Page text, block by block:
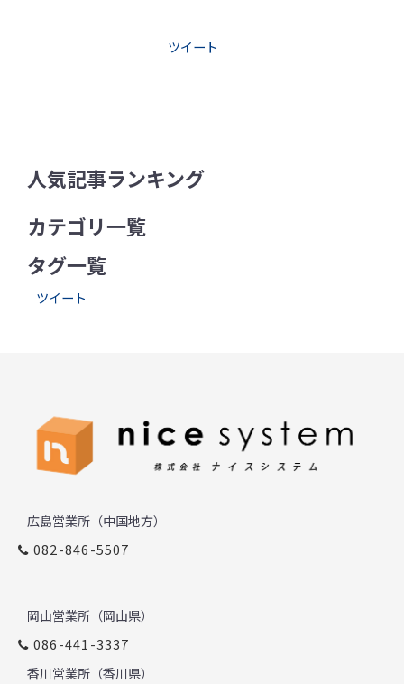
ツイート
人気記事ランキング
カテゴリ一覧
タグ一覧
ツイート
広島営業所（中国地方）
082-846-5507
岡山営業所（岡山県）
086-441-3337
香川営業所（香川県）